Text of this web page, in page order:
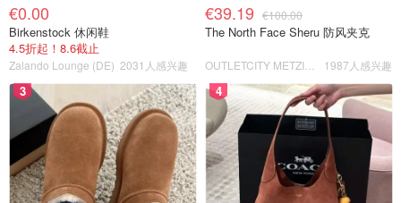
€0.00
Birkenstock 休闲鞋
4.5折起！8.6截止
Zalando Lounge (DE) 2031人感兴趣
€39.19 €100.00
The North Face Sheru 防风夹克
1987人感兴趣
3 4